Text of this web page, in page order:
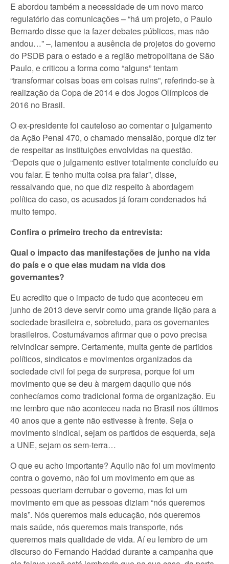
E abordou também a necessidade de um novo marco
regulatório das comunicações – “há um projeto, o Paulo
Bernardo disse que ia fazer debates públicos, mas não
andou…” –, lamentou a ausência de projetos do governo
do PSDB para o estado e a região metropolitana de São
Paulo, e criticou a forma como “alguns” tentam
“transformar coisas boas em coisas ruins”, referindo-se à
realização da Copa de 2014 e dos Jogos Olímpicos de
2016 no Brasil.
O ex-presidente foi cauteloso ao comentar o julgamento
da Ação Penal 470, o chamado mensalão, porque diz ter
de respeitar as instituições envolvidas na questão.
“Depois que o julgamento estiver totalmente concluído eu
vou falar. E tenho muita coisa pra falar”, disse,
ressalvando que, no que diz respeito à abordagem
política do caso, os acusados já foram condenados há
muito tempo.
Confira o primeiro trecho da entrevista:
Qual o impacto das manifestações de junho na vida
do país e o que elas mudam na vida dos
governantes?
Eu acredito que o impacto de tudo que aconteceu em
junho de 2013 deve servir como uma grande lição para a
sociedade brasileira e, sobretudo, para os governantes
brasileiros. Costumávamos afirmar que o povo precisa
reivindicar sempre. Certamente, muita gente de partidos
políticos, sindicatos e movimentos organizados da
sociedade civil foi pega de surpresa, porque foi um
movimento que se deu à margem daquilo que nós
conhecíamos como tradicional forma de organização. Eu
me lembro que não aconteceu nada no Brasil nos últimos
40 anos que a gente não estivesse à frente. Seja o
movimento sindical, sejam os partidos de esquerda, seja
a UNE, sejam os sem-terra…
O que eu acho importante? Aquilo não foi um movimento
contra o governo, não foi um movimento em que as
pessoas queriam derrubar o governo, mas foi um
movimento em que as pessoas diziam “nós queremos
mais”. Nós queremos mais educação, nós queremos
mais saúde, nós queremos mais transporte, nós
queremos mais qualidade de vida. Aí eu lembro de um
discurso do Fernando Haddad durante a campanha que